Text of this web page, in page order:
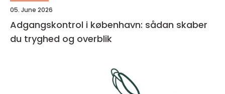
05. June 2026
Adgangskontrol i københavn: sådan skaber
du tryghed og overblik